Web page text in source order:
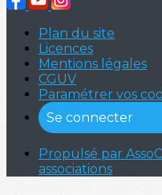
Plan du site
Licences
Mentions légales
CGUV
Paramétrer vos
Se connecter
Propulsé par
associations